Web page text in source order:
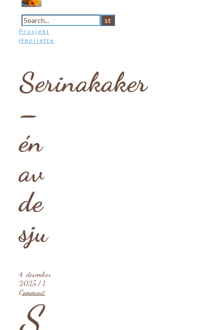
Prosjekt
Henriette
Serinakaker
–
én
av
de
sju
4. desember
2025 / 1
Comment
S